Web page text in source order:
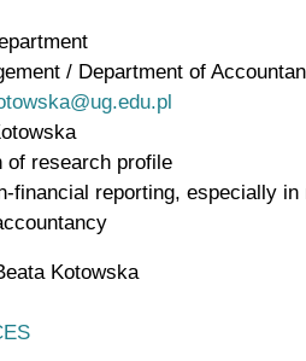
/ Department of
of research profile
financial reporting, especially
Kotowska